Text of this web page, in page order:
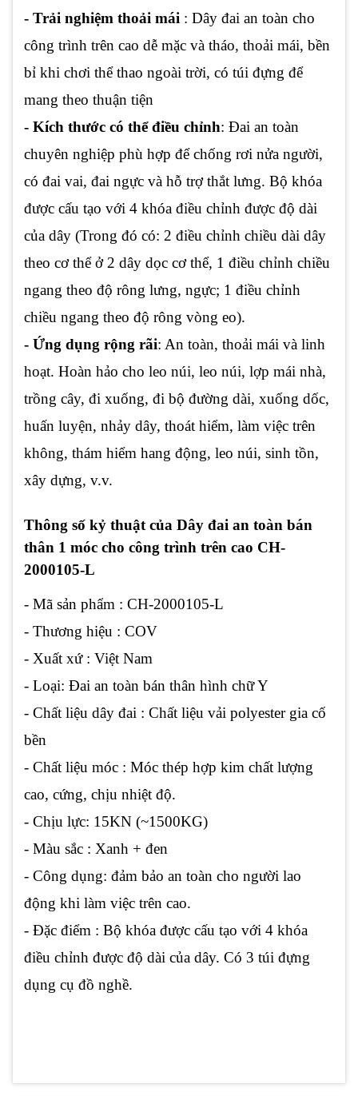
- Trải nghiệm thoải mái : Dây đai an toàn cho
công trình trên cao dễ mặc và tháo, thoải mái, bền
bỉ khi chơi thể thao ngoài trời, có túi đựng để
mang theo thuận tiện
- Kích thước có thể điều chỉnh: Đai an toàn
chuyên nghiệp phù hợp để chống rơi nửa người,
có đai vai, đai ngực và hỗ trợ thắt lưng. Bộ khóa
được cấu tạo với 4 khóa điều chỉnh được độ dài
của dây (Trong đó có: 2 điều chỉnh chiều dài dây
theo cơ thể ở 2 dây dọc cơ thể, 1 điều chỉnh chiều
ngang theo độ rông lưng, ngực; 1 điều chỉnh
chiều ngang theo độ rông vòng eo).
- Ứng dụng rộng rãi: An toàn, thoải mái và linh
hoạt. Hoàn hảo cho leo núi, leo núi, lợp mái nhà,
trồng cây, đi xuống, đi bộ đường dài, xuống dốc,
huấn luyện, nhảy dây, thoát hiểm, làm việc trên
không, thám hiểm hang động, leo núi, sinh tồn,
xây dựng, v.v.
Thông số kỷ thuật của Dây đai an toàn bán
thân 1 móc cho công trình trên cao CH-
2000105-L
- Mã sản phẩm : CH-2000105-L
- Thương hiệu : COV
- Xuất xứ : Việt Nam
- Loại: Đai an toàn bán thân hình chữ Y
- Chất liệu dây đai : Chất liệu vải polyester gia cố
bền
- Chất liệu móc : Móc thép hợp kim chất lượng
cao, cứng, chịu nhiệt độ.
- Chịu lực: 15KN (~1500KG)
- Màu sắc : Xanh + đen
- Công dụng: đảm bảo an toàn cho người lao
động khi làm việc trên cao.
- Đặc điểm : Bộ khóa được cấu tạo với 4 khóa
điều chỉnh được độ dài của dây. Có 3 túi đựng
dụng cụ đồ nghề.